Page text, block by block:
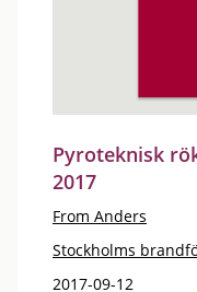
Pyroteknisk
2017
From Anders
Stockholms
2017-09-12